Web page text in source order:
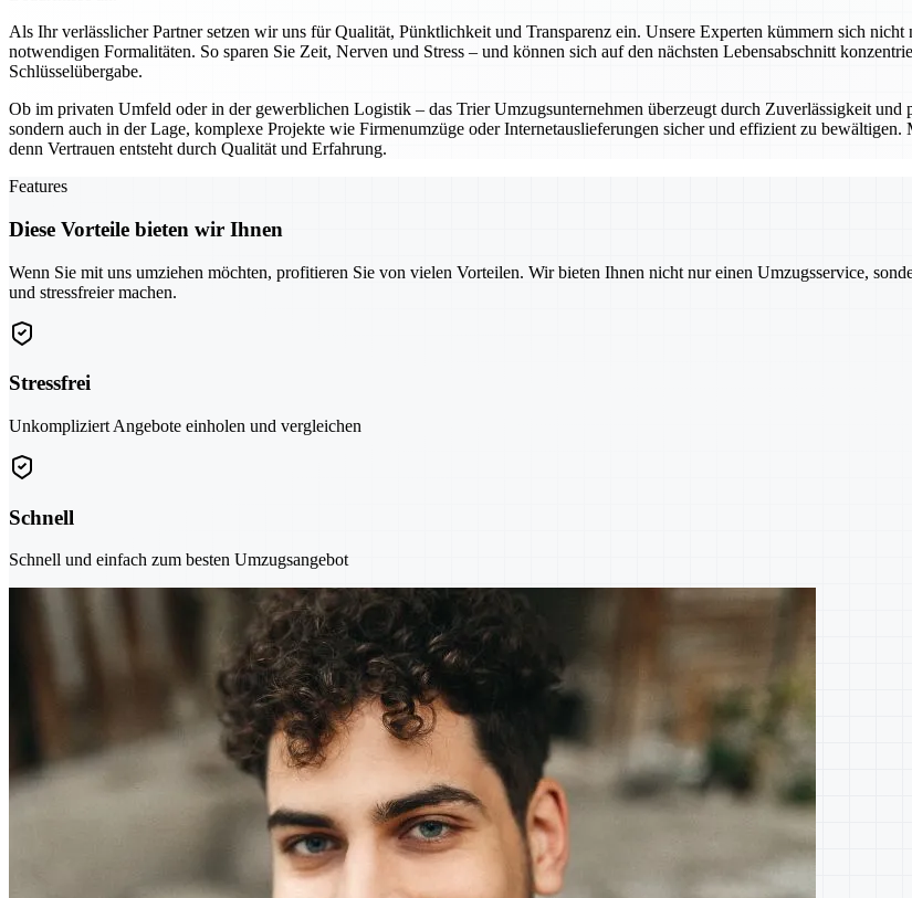
Als Ihr verlässlicher Partner setzen wir uns für Qualität, Pünktlichkeit und Transparenz ein. Unsere Experten kümmern sich
notwendigen Formalitäten. So sparen Sie Zeit, Nerven und Stress – und können sich auf den nächsten Lebensabschnitt
Schlüsselübergabe.
Ob im privaten Umfeld oder in der gewerblichen Logistik – das Trier Umzugsunternehmen überzeugt durch Zuverlässigkeit
sondern auch in der Lage, komplexe Projekte wie Firmenumzüge oder Internetauslieferungen sicher und effizient zu
denn Vertrauen entsteht durch Qualität und Erfahrung.
Features
Diese Vorteile bieten wir Ihnen
Wenn Sie mit uns umziehen möchten, profitieren Sie von vielen Vorteilen. Wir bieten Ihnen nicht nur einen Umzugsservice,
und stressfreier machen.
Stressfrei
Unkompliziert Angebote einholen und vergleichen
Schnell
Schnell und einfach zum besten Umzugsangebot